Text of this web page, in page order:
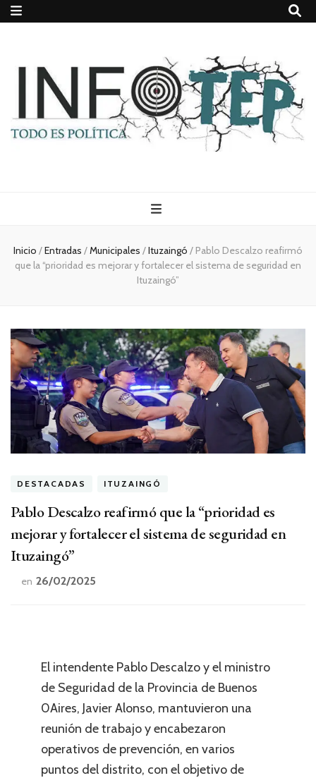
Todo es
(rosca)
política
Inicio /Entradas /Municipales /Ituzaingó / Pablo Descalzo reafirmó
que la “prioridad es mejorar y fortalecer el sistema de seguridad en
Ituzaingó”
DESTACADAS ITUZAINGÓ
Pablo Descalzo reafirmó que la “prioridad es
mejorar y fortalecer el sistema de seguridad en
Ituzaingó”
en 26/02/2025
El intendente Pablo Descalzo y el ministro
de Seguridad de la Provincia de Buenos
0Aires, Javier Alonso, mantuvieron una
reunión de trabajo y encabezaron
operativos de prevención, en varios
puntos del distrito, con el objetivo de